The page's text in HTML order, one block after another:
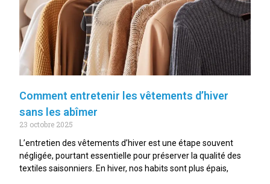
Comment entretenir les vêtements d’hiver
sans les abîmer
23 octobre 2025
L’entretien des vêtements d’hiver est une étape souvent
négligée, pourtant essentielle pour préserver la qualité des
textiles saisonniers. En hiver, nos habits sont plus épais,